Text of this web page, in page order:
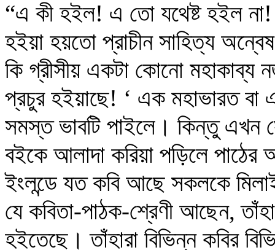
“এ কী হইল! এ তো যথেষ্ট হইল
হইয়া হয়তো প্রাচীন সাহিত্য
কি গ্রীসীয় একটা কোনো মহাকাব্য
প্রচুর হইয়াছে! ‘ এক মহাভারত বা
সমস্ত ভাবটি পাইলে। কিন্তু এখন
বইকে আলাদা করিয়া পড়িলে পাঠের
ইংলন্ডে যত কবি আছে সকলকে
যে কবিতা-পাঠক-শ্রেণী আছেন,
হইতেছে। তাঁহারা বিভিন্ন কবির